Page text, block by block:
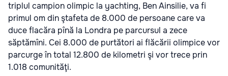
triplul campion olimpic la yachting, Ben Ainsilie, va fi
primul om din ştafeta de 8.000 de persoane care va
duce flacăra pînă la Londra pe parcursul a zece
săptămîni. Cei 8.000 de purtători ai flăcării olimpice vor
parcurge în total 12.800 de kilometri şi vor trece prin
1.018 comunităţi.